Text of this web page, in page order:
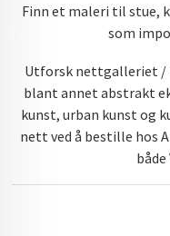
Finn et maleri til stue,
som
Utforsk nettgalleriet /
blant annet abstrakt
kunst, urban kunst og
nett ved å bestille hos